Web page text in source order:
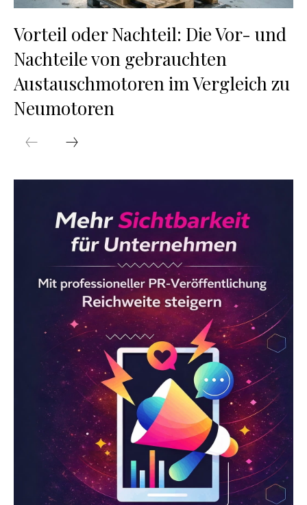
Vorteil oder Nachteil: Die Vor- und
Nachteile von gebrauchten
Austauschmotoren im Vergleich zu
Neumotoren